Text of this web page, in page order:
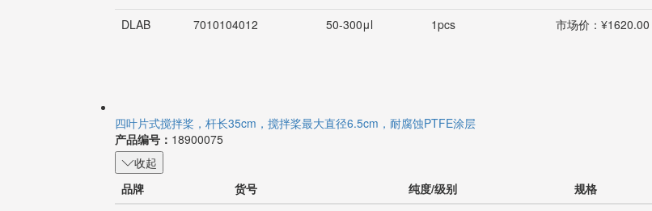
DLAB 7010104012 50-300μl 1pcs 市场价：¥1620.00
四叶片式搅拌桨，杆长35cm，搅拌桨最大直径6.5cm，耐腐蚀PTFE涂层
产品编号： 18900075
收起
品牌
货号 纯度/级别 规格